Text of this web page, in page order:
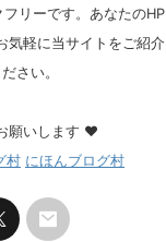
リーです。あなたのHP
気軽に当サイトをご紹介
ださい。
願いします ❤︎
村 にほんブログ村